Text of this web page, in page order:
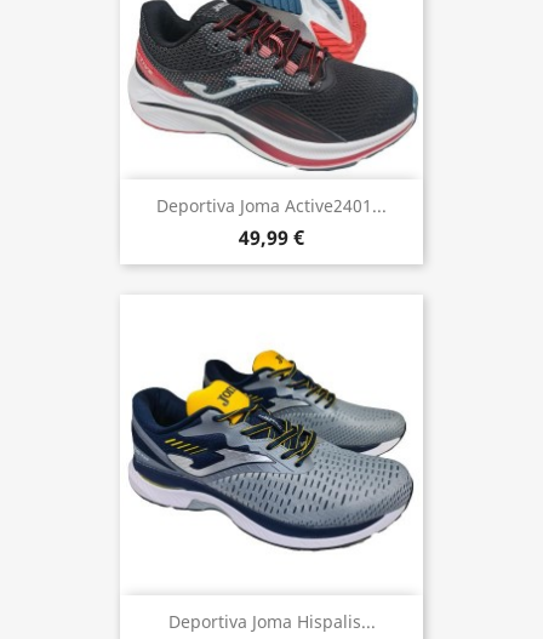
Deportiva Joma Active2401...
49,99 €
Deportiva Joma Hispalis...